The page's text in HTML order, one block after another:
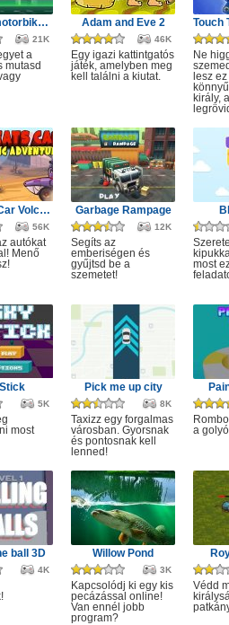
Shadow motorbike rider game
21K
a
mutasd
Adam and Eve 2
46K
Egy igazi kattintgatós
játék, amelyben meg
kell találni a kiutat.
Ne
lesz
király,
Car Eats Car Volcanic Adventure
56K
autókat
Menő
Garbage Rampage
12K
Segíts az
emberiségen és
gyűjtsd be a
szemetet!
most
5K
most
Pick me up city
8K
Taxizz egy forgalmas
városban. Gyorsnak
és pontosnak kell
lenned!
a
ball 3D
4K
Willow Pond
3K
Kapcsolódj ki egy kis
pecázással online!
Van ennél jobb
program?
Védd